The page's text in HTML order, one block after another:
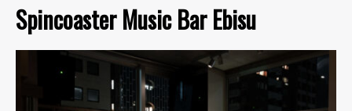
Spincoaster Music Bar Ebisu